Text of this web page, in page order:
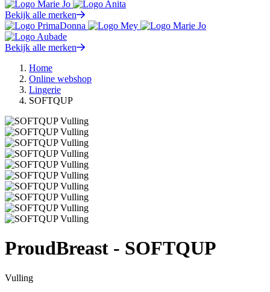
Bekijk alle merken
Bekijk alle merken
Home
Online webshop
Lingerie
SOFTQUP
ProudBreast - SOFTQUP
Vulling